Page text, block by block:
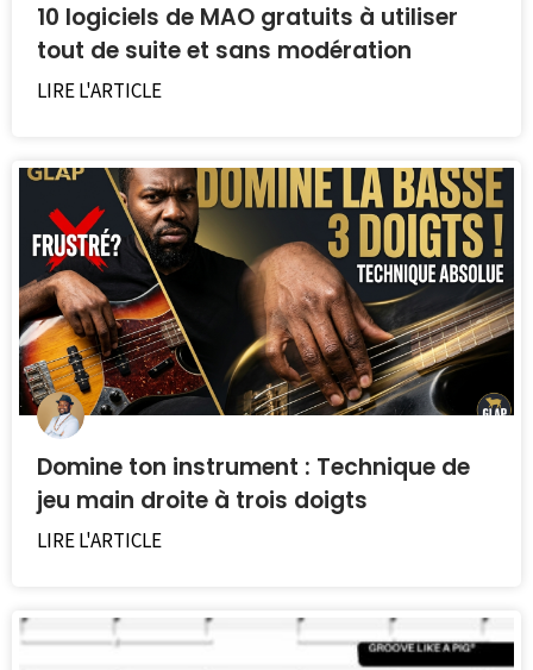
10 logiciels de MAO gratuits à utiliser
tout de suite et sans modération
LIRE L'ARTICLE
Domine ton instrument : Technique de
jeu main droite à trois doigts
LIRE L'ARTICLE